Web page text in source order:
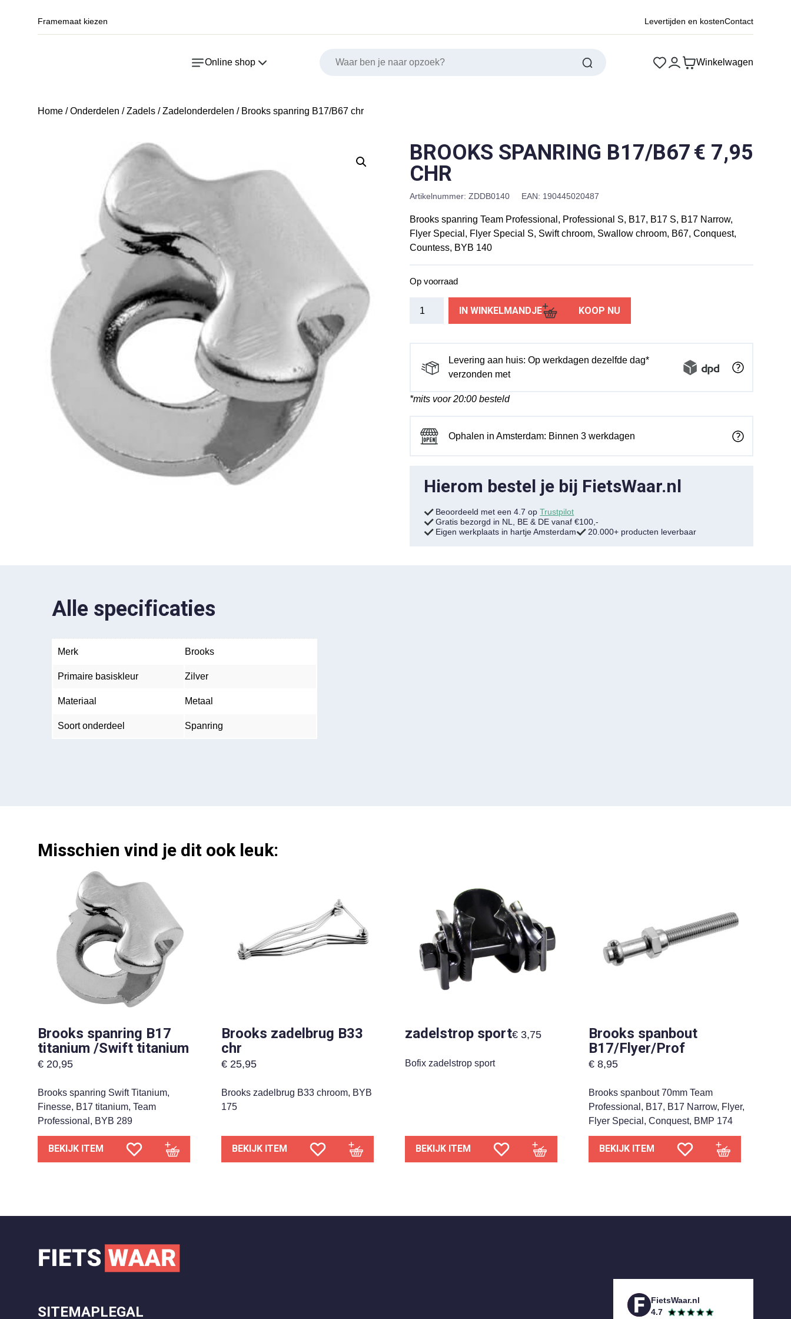
Framemaat kiezen Levertijden en kostenContact
Online shop Winkelwagen
Home /Onderdelen /Zadels /Zadelonderdelen / Brooks spanring B17/B67 chr
BROOKS SPANRING B17/B67
CHR
€ 7,95
Artikelnummer:ZDDB0140 EAN: 190445020487
Brooks spanring Team Professional, Professional S, B17, B17 S, B17 Narrow,
Flyer Special, Flyer Special S, Swift chroom, Swallow chroom, B67, Conquest,
Countess, BYB 140
Op voorraad
aantal
IN WINKELMANDJE KOOP NU
Levering aan huis: Op werkdagen dezelfde dag*
verzonden met
*mits voor 20:00 besteld
Ophalen in Amsterdam: Binnen 3 werkdagen
Hierom bestel je bij FietsWaar.nl
Beoordeeld met een 4.7 opTrustpilot
Gratis bezorgd in NL, BE & DE vanaf €100,-
Eigen werkplaats in hartje Amsterdam
20.000+ producten leverbaar
Alle specificaties
Merk Brooks
Primaire basiskleur Zilver
Materiaal Metaal
Soort onderdeel Spanring
Misschien vind je dit ook leuk:
Brooks spanring B17
titanium /Swift titanium
€ 20,95
Brooks spanring Swift Titanium,
Finesse, B17 titanium, Team
Professional, BYB 289
BEKIJK ITEM
Brooks zadelbrug B33
chr
€ 25,95
Brooks zadelbrug B33 chroom, BYB
175
BEKIJK ITEM
zadelstrop sport€ 3,75
Bofix zadelstrop sport
BEKIJK ITEM
Brooks spanbout
B17/Flyer/Prof
€ 8,95
Brooks spanbout 70mm Team
Professional, B17, B17 Narrow, Flyer,
Flyer Special, Conquest, BMP 174
BEKIJK ITEM
SITEMAPLEGAL
FietsWaar.nl
4.7